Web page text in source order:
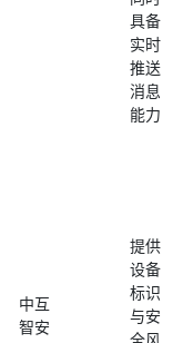
具备
实时
推送
消息
能力
中互
智安
提供
设备
标识
与安
全风